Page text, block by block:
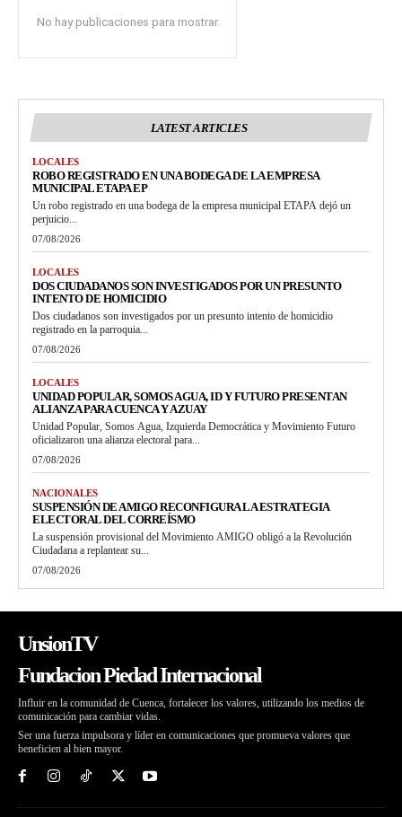
No hay publicaciones para mostrar
LATEST ARTICLES
LOCALES
ROBO REGISTRADO EN UNA BODEGA DE LA EMPRESA
MUNICIPAL ETAPA EP
Un robo registrado en una bodega de la empresa municipal ETAPA dejó un
perjuicio...
07/08/2026
LOCALES
DOS CIUDADANOS SON INVESTIGADOS POR UN PRESUNTO
INTENTO DE HOMICIDIO
Dos ciudadanos son investigados por un presunto intento de homicidio
registrado en la parroquia...
07/08/2026
LOCALES
UNIDAD POPULAR, SOMOS AGUA, ID Y FUTURO PRESENTAN
ALIANZA PARA CUENCA Y AZUAY
Unidad Popular, Somos Agua, Izquierda Democrática y Movimiento Futuro
oficializaron una alianza electoral para...
07/08/2026
NACIONALES
SUSPENSIÓN DE AMIGO RECONFIGURA LA ESTRATEGIA
ELECTORAL DEL CORREÍSMO
La suspensión provisional del Movimiento AMIGO obligó a la Revolución
Ciudadana a replantear su...
07/08/2026
UnsionTV
Fundacion Piedad Internacional
Influir en la comunidad de Cuenca, fortalecer los valores, utilizando los medios de
comunicación para cambiar vidas.
Ser una fuerza impulsora y líder en comunicaciones que promueva valores que
beneficien al bien mayor.